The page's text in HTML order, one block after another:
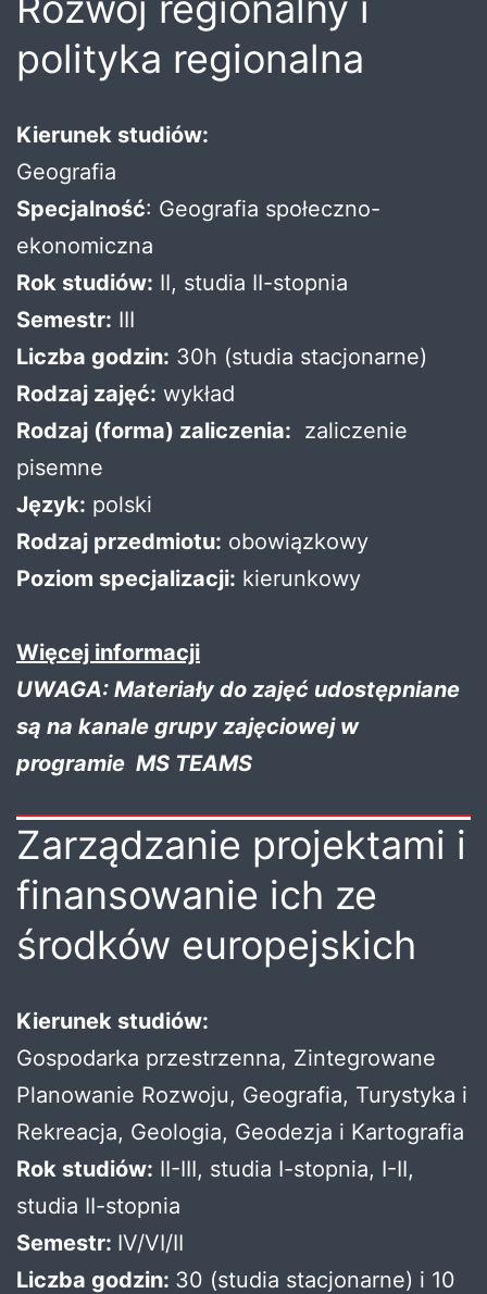
polityka regionalna
Kierunek studiów:
Geografia
Specjalność: Geografia społeczno-
ekonomiczna
Rok studiów: II, studia II-stopnia
Semestr: III
Liczba godzin: 30h (studia stacjonarne)
Rodzaj zajęć: wykład
Rodzaj (forma) zaliczenia: zaliczenie
pisemne
Język: polski
Rodzaj przedmiotu: obowiązkowy
Poziom specjalizacji: kierunkowy
Więcej informacji
UWAGA: Materiały do zajęć udostępniane
są na kanale grupy zajęciowej w
programie MS TEAMS
Zarządzanie projektami i
finansowanie ich ze
środków europejskich
Kierunek studiów:
Gospodarka przestrzenna, Zintegrowane
Planowanie Rozwoju, Geografia, Turystyka i
Rekreacja, Geologia, Geodezja i Kartografia
Rok studiów: II-III, studia I-stopnia, I-II,
studia II-stopnia
Semestr: IV/VI/II
Liczba godzin: 30 (studia stacjonarne) i 10